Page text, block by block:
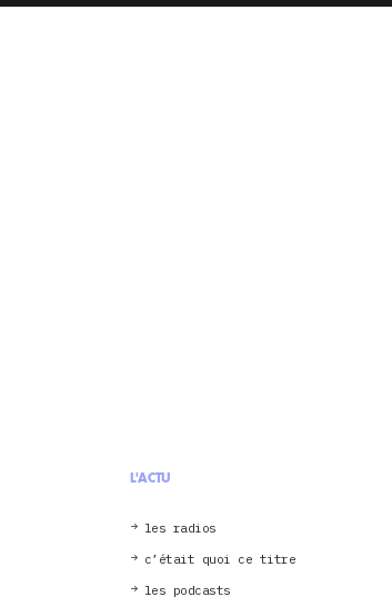
L'ACTU
les radios
c’était quoi ce titre
les podcasts